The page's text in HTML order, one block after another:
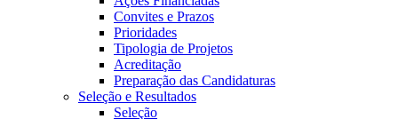
Convites e Prazos
Prioridades
Tipologia de Projetos
Acreditação
Preparação das Candidaturas
Seleção e Resultados
Seleção